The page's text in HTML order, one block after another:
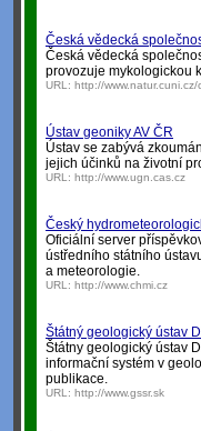
Česká vědecká
Česká vědecká
provozuje mykologickou
URL: http://www.natur.cuni.cz/
Ústav geoniky AV ČR
Ústav se zabývá
jejich účinků na životní
URL: http://www.ugn.cas.cz
Český
Oficiální server
ústředního státního
a meteorologie.
URL: http://www.chmi.cz
Štátný geologický ústav
Štátny geologický ústav
informační systém v
publikace.
URL: http://www.gssr.sk